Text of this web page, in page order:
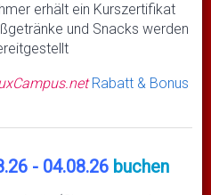
erhält ein Kurszertifikat
und Snacks werden
Rabatt & Bonus
- 04.08.26 buchen